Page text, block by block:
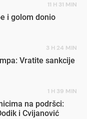
11 H 31 MIN
i golom donio
3 H 24 MIN
Vratite sankcije
1 H 39 MIN
na podršci:
i Cvijanović